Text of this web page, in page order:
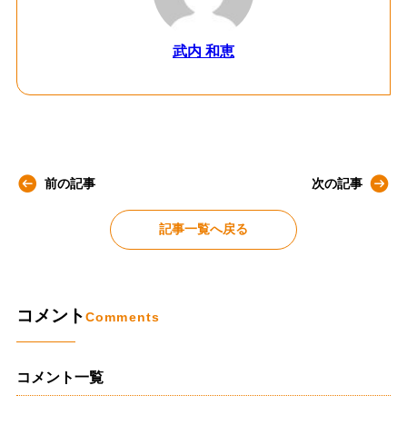
武内 和恵
前の記事
記事一覧へ戻る
次の記事
コメントComments
コメント一覧